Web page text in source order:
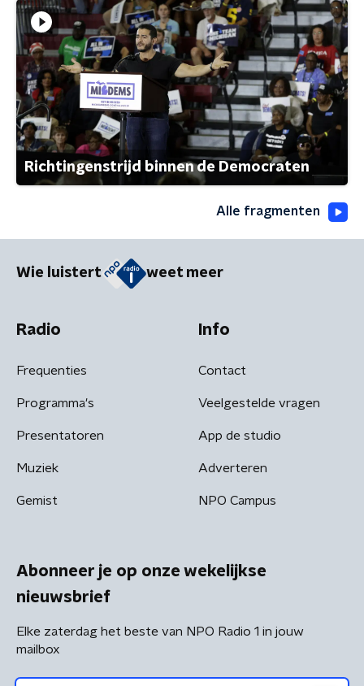
Richtingenstrijd binnen de Democraten
Alle fragmenten
Wie luistert weet meer
Radio
Frequenties
Programma's
Presentatoren
Muziek
Gemist
Info
Contact
Veelgestelde vragen
App de studio
Adverteren
NPO Campus
Abonneer je op onze wekelijkse
nieuwsbrief
Elke zaterdag het beste van NPO Radio 1 in jouw
mailbox